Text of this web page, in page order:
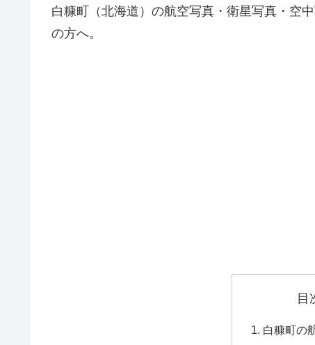
白糠町（北海道）の航空写真・衛星写真・空
の方へ。
目
白糠町の